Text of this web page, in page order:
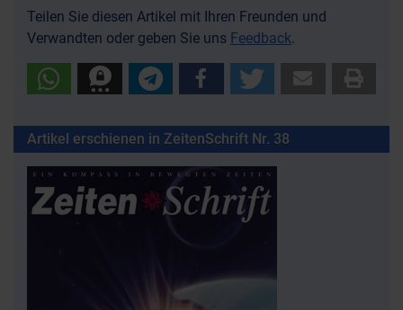
Teilen Sie diesen Artikel mit Ihren Freunden und
Verwandten oder geben Sie uns Feedback.
Artikel erschienen in ZeitenSchrift Nr. 38